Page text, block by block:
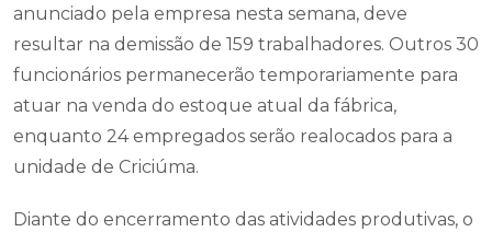
anunciado pela empresa nesta semana, deve
resultar na demissão de 159 trabalhadores. Outros 30
funcionários permanecerão temporariamente para
atuar na venda do estoque atual da fábrica,
enquanto 24 empregados serão realocados para a
unidade de Criciúma.
Diante do encerramento das atividades produtivas, o